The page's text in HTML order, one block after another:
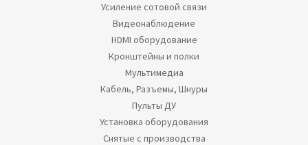
Усиление сотовой связи
Видеонаблюдение
HDMI оборудование
Кронштейны и полки
Мультимедиа
Кабель, Разъемы, Шнуры
Пульты ДУ
Установка оборудования
Снятые с производства